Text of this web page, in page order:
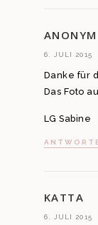
ANONYM
6. JULI 2015
Danke für
Das Foto
LG Sabine
KATTA
6. JULI 2015